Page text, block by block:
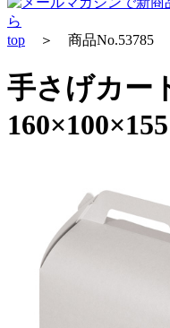
top ＞ 商品No.53785
手さげカー
160×100×155